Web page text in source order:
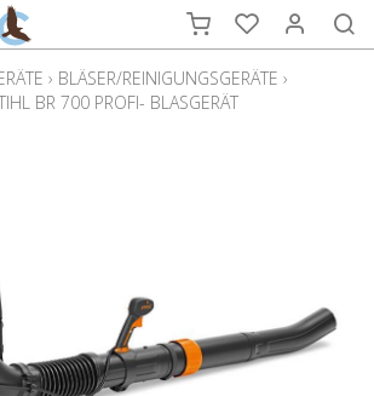
› BLÄSER/REINIGUNGSGERÄTE ›
BR 700 PROFI- BLASGERÄT